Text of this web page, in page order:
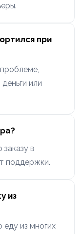
при
или
в
поддержки.
из
еду из многих